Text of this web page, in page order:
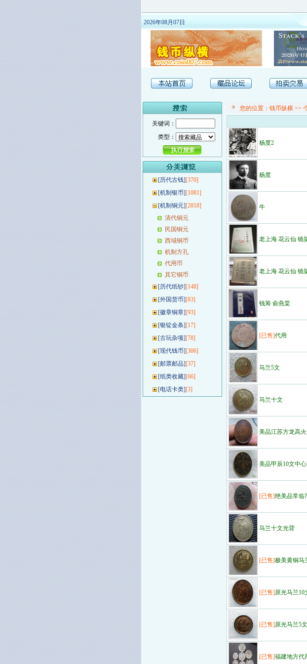
2026年08月07日
关键词：
类型：
[历代古钱][370]
[机制银币][1081]
[机制铜元][2818]
清代铜元
民国铜元
西域铜币
机制方孔
代用币
其它铜币
[历代纸钞][148]
[外国货币][83]
[徽章铜章][93]
[银锭金条][17]
[古玩杂项][78]
[现代钱币][306]
[邮票邮品][37]
[纸类收藏][66]
[电话卡类][3]
您的位置： 钱币纵横 >>
杨度2
杨度
牛
老上海 花云仙 镜
老上海 花云仙 镜
钱筹 俞燕棠
[已售]代用
马兰5文
马兰十文
美品江苏方龙高
美品甲辰10文中
[已售]绝美品常临
马兰十文光背
[已售]极美黄铜马
[已售]原光马兰10
[已售]原光马兰5
[已售]福建地方代